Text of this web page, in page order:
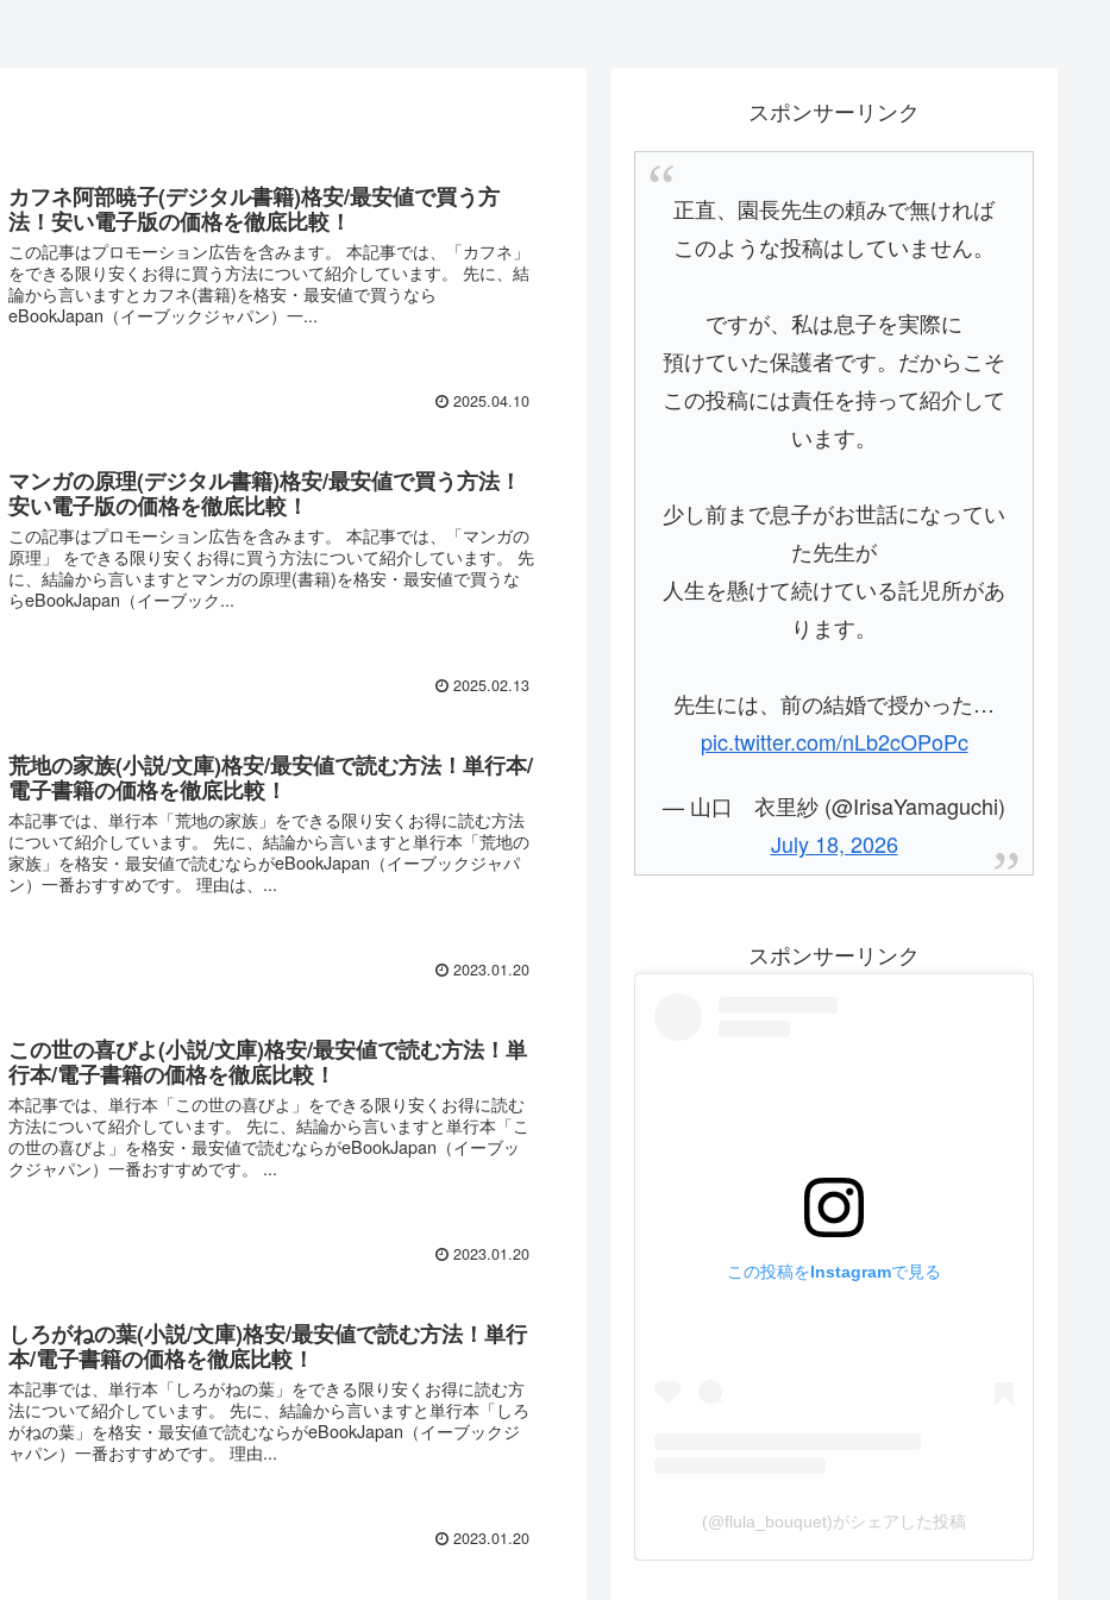
カフネ阿部暁子(デジタル書籍)格安/最安値で買う方
法！安い電子版の価格を徹底比較！
この記事はプロモーション広告を含みます。 本記事では、「カフネ」
をできる限り安くお得に買う方法について紹介しています。 先に、結
論から言いますとカフネ(書籍)を格安・最安値で買うなら
eBookJapan（イーブックジャパン）一...
2025.04.10
マンガの原理(デジタル書籍)格安/最安値で買う方法！
安い電子版の価格を徹底比較！
この記事はプロモーション広告を含みます。 本記事では、「マンガの
原理」 をできる限り安くお得に買う方法について紹介しています。 先
に、結論から言いますとマンガの原理(書籍)を格安・最安値で買うな
らeBookJapan（イーブック...
2025.02.13
荒地の家族(小説/文庫)格安/最安値で読む方法！単行本/
電子書籍の価格を徹底比較！
本記事では、単行本「荒地の家族」をできる限り安くお得に読む方法
について紹介しています。 先に、結論から言いますと単行本「荒地の
家族」を格安・最安値で読むならがeBookJapan（イーブックジャパ
ン）一番おすすめです。 理由は、...
2023.01.20
この世の喜びよ(小説/文庫)格安/最安値で読む方法！単
行本/電子書籍の価格を徹底比較！
本記事では、単行本「この世の喜びよ」をできる限り安くお得に読む
方法について紹介しています。 先に、結論から言いますと単行本「こ
の世の喜びよ」を格安・最安値で読むならがeBookJapan（イーブッ
クジャパン）一番おすすめです。 ...
2023.01.20
しろがねの葉(小説/文庫)格安/最安値で読む方法！単行
本/電子書籍の価格を徹底比較！
本記事では、単行本「しろがねの葉」をできる限り安くお得に読む方
法について紹介しています。 先に、結論から言いますと単行本「しろ
がねの葉」を格安・最安値で読むならがeBookJapan（イーブックジ
ャパン）一番おすすめです。 理由...
2023.01.20
スポンサーリンク
正直、園長先生の頼みで無ければ
このような投稿はしていません。
ですが、私は息子を実際に
預けていた保護者です。だからこそ
この投稿には責任を持って紹介して
います。
少し前まで息子がお世話になってい
た先生が
人生を懸けて続けている託児所があ
ります。
先生には、前の結婚で授かった…
pic.twitter.com/nLb2cOPoPc
— 山口 衣里紗 (@IrisaYamaguchi)
July 18, 2026
スポンサーリンク
この投稿をInstagramで見る
(@flula_bouquet)がシェアした投稿